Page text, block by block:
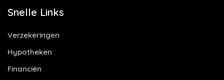
Snelle Links
Verzekeringen
Hypotheken
Financiën